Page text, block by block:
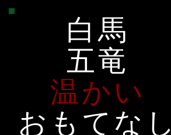
白馬
五竜
温かい
おもてなし